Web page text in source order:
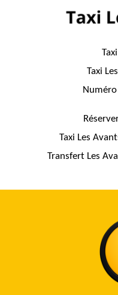
Taxi
Taxi Les
Transfert Les